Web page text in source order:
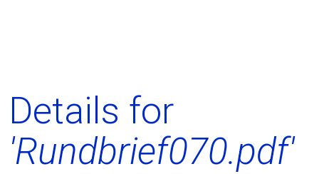
Details for
'Rundbrief070.pdf'